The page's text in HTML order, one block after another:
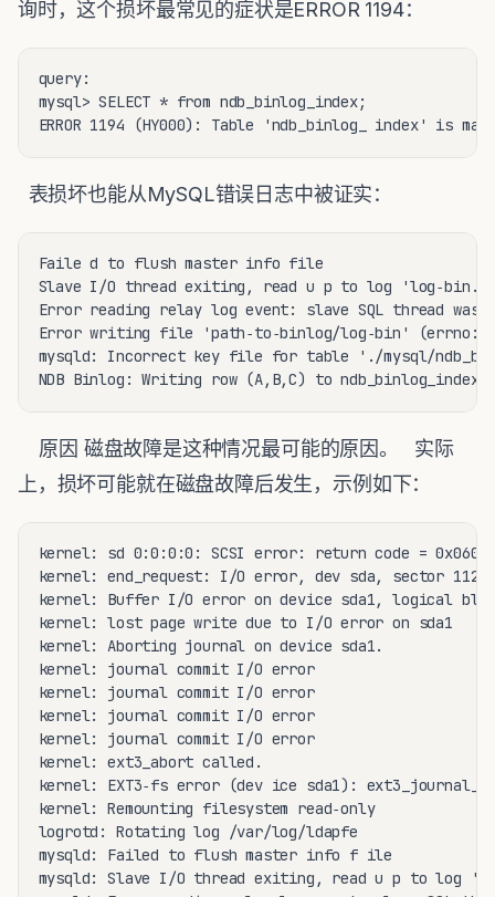
询时，这个损坏最常见的症状是ERROR 1194：
query:
mysql> SELECT * from ndb_binlog_index;
ERROR 1194 (HY000): Table 'ndb_binlog_ index' is
表损坏也能从MySQL错误日志中被证实：
Faile d to flush master info file
Slave I/O thread exiting, read u p to log
Error reading relay log event: slave SQL thread was
Error writing file 'path‐to‐binlog/log‐bin' (errno:
mysqld: Incorrect key file for table './mysql/
NDB Binlog: Writing row (A,B,C) to ndb_binlog_index:
原因 磁盘故障是这种情况最可能的原因。 实际
上，损坏可能就在磁盘故障后发生，示例如下：
kernel: sd 0:0:0:0: SCSI error: return code =
kernel: end_request: I/O error, dev sda, sector
kernel: Buffer I/O error on device sda1, logical
kernel: lost page write due to I/O error on sda1
kernel: Aborting journal on device sda1.
kernel: journal commit I/O error
kernel: journal commit I/O error
kernel: journal commit I/O error
kernel: journal commit I/O error
kernel: ext3_abort called.
kernel: EXT3‐fs error (dev ice sda1):
kernel: Remounting filesystem read‐only
logrotd: Rotating log /var/log/ldapfe
mysqld: Failed to flush master info f ile
mysqld: Slave I/O thread exiting, read u p to log